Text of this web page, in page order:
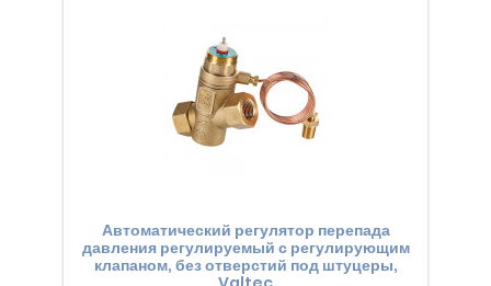
Автоматический регулятор перепада
давления регулируемый с регулирующим
клапаном, без отверстий под штуцеры,